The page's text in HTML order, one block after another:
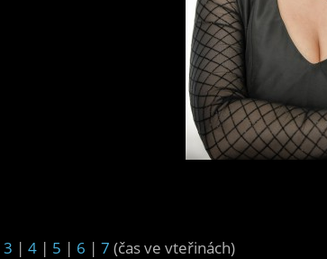
3 | 4 | 5 | 6 | 7 (čas ve vteřinách)